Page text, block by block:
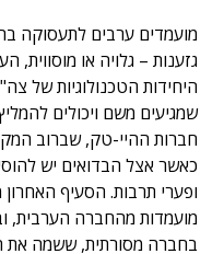
מועמדים ערבים לתעסוקה
גזענות – גלויה או
היחידות הטכנולוגיות של
שמגיעים משם ויכולים
חברות ההיי-טק, שברוב
כאשר אצל הבדואים יש
ופערי תרבות. הסעיף
מועמדות מהחברה הערבית,
בחברה מסורתית, ששמה את